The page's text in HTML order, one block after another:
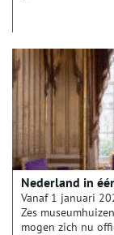
Nederland in
Vanaf 1 januari
Zes
mogen zich nu